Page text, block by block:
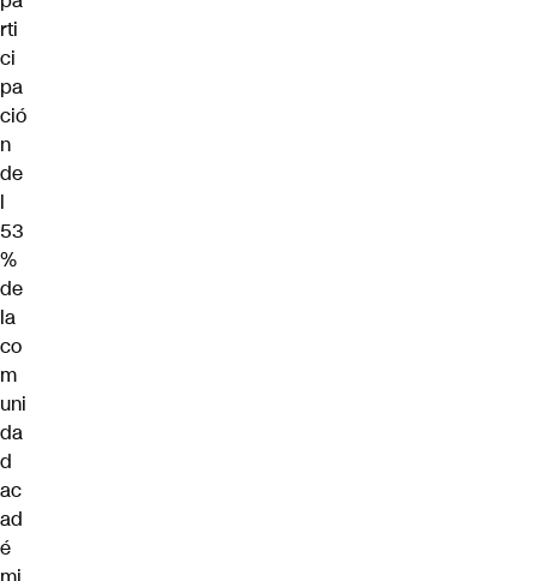
rti
ci
pa
ció
n
de
l
53
%
de
la
co
m
uni
da
d
ac
ad
é